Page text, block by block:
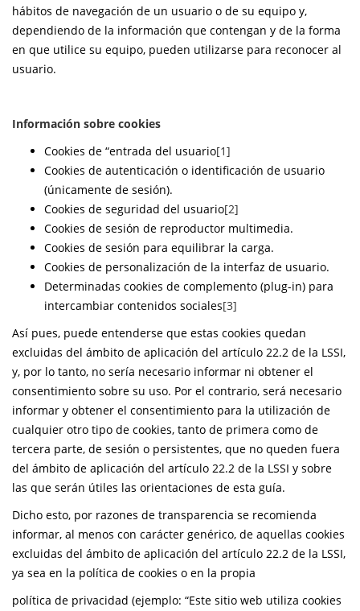
hábitos de navegación de un usuario o de su equipo y,
dependiendo de la información que contengan y de la forma
en que utilice su equipo, pueden utilizarse para reconocer al
usuario.
Información sobre cookies
Cookies de “entrada del usuario[1]
Cookies de autenticación o identificación de usuario
(únicamente de sesión).
Cookies de seguridad del usuario[2]
Cookies de sesión de reproductor multimedia.
Cookies de sesión para equilibrar la carga.
Cookies de personalización de la interfaz de usuario.
Determinadas cookies de complemento (plug-in) para
intercambiar contenidos sociales[3]
Así pues, puede entenderse que estas cookies quedan
excluidas del ámbito de aplicación del artículo 22.2 de la LSSI,
y, por lo tanto, no sería necesario informar ni obtener el
consentimiento sobre su uso. Por el contrario, será necesario
informar y obtener el consentimiento para la utilización de
cualquier otro tipo de cookies, tanto de primera como de
tercera parte, de sesión o persistentes, que no queden fuera
del ámbito de aplicación del artículo 22.2 de la LSSI y sobre
las que serán útiles las orientaciones de esta guía.
Dicho esto, por razones de transparencia se recomienda
informar, al menos con carácter genérico, de aquellas cookies
excluidas del ámbito de aplicación del artículo 22.2 de la LSSI,
ya sea en la política de cookies o en la propia
política de privacidad (ejemplo: “Este sitio web utiliza cookies